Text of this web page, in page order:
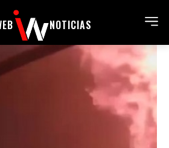
NOTICIAS